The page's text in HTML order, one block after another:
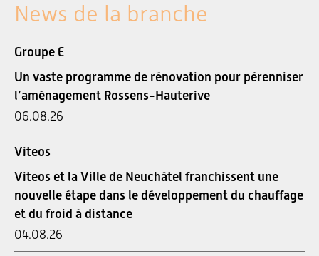
News de la branche
Groupe E
Un vaste programme de rénovation pour pérenniser
l’aménagement Rossens-Hauterive
06.08.26
Viteos
Viteos et la Ville de Neuchâtel franchissent une
nouvelle étape dans le développement du chauffage
et du froid à distance
04.08.26